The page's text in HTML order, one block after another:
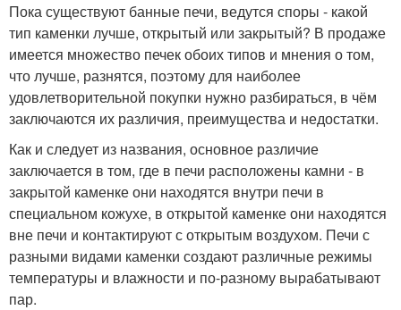
Пока существуют банные печи, ведутся споры - какой
тип каменки лучше, открытый или закрытый? В продаже
имеется множество печек обоих типов и мнения о том,
что лучше, разнятся, поэтому для наиболее
удовлетворительной покупки нужно разбираться, в чём
заключаются их различия, преимущества и недостатки.
Как и следует из названия, основное различие
заключается в том, где в печи расположены камни - в
закрытой каменке они находятся внутри печи в
специальном кожухе, в открытой каменке они находятся
вне печи и контактируют с открытым воздухом. Печи с
разными видами каменки создают различные режимы
температуры и влажности и по-разному вырабатывают
пар.